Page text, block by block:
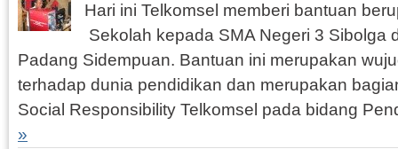
Hari ini Telkomsel memberi bantuan
Sekolah kepada SMA Negeri 3 Sibolga
Padang Sidempuan. Bantuan ini merupakan
terhadap dunia pendidikan dan merupakan
Social Responsibility Telkomsel pada bidang
»